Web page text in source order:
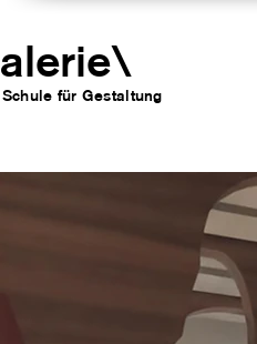
für Gestaltung
\